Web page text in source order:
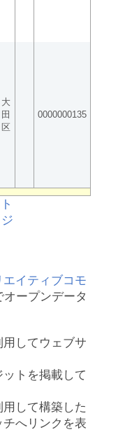
大
田
区
0000000135
エイティブコモ
ープンデータ
してウェブサ
トを掲載して
して構築した
へリンクを表